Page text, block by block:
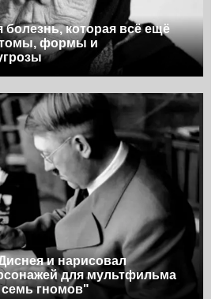
болезнь, которая всё ещё
формы и
и нарисовал
для мультфильма
гномов"